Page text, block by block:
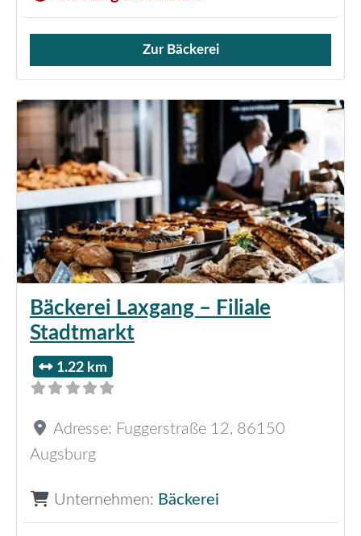
Verkauf von Brötchen,
Zur Bäckerei
Bäckerei Laxgang – Filiale
Stadtmarkt
1.22 km
Adresse: Fuggerstraße 12, 86150
Augsburg
Unternehmen: Bäckerei